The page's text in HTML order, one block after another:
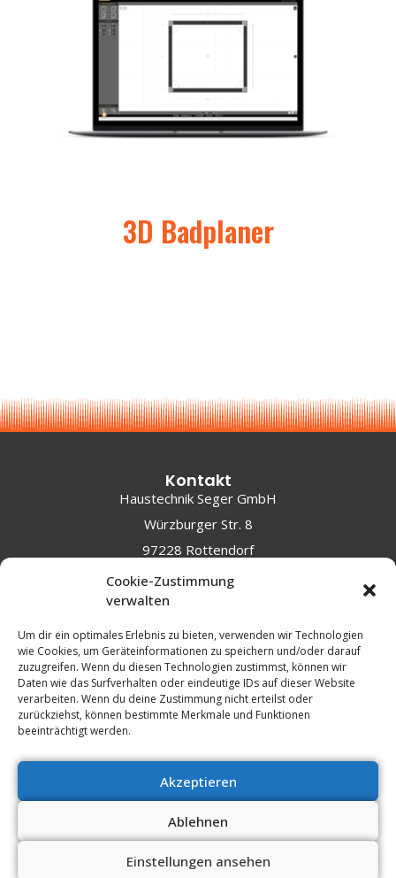
Cookie-Zustimmung
verwalten
Um dir ein optimales Erlebnis zu bieten, verwenden wir Technologien
wie Cookies, um Geräteinformationen zu speichern und/oder darauf
zuzugreifen. Wenn du diesen Technologien zustimmst, können wir
Daten wie das Surfverhalten oder eindeutige IDs auf dieser Website
verarbeiten. Wenn du deine Zustimmung nicht erteilst oder
zurückziehst, können bestimmte Merkmale und Funktionen
beeinträchtigt werden.
Akzeptieren
Ablehnen
Einstellungen ansehen
3D Badplaner
Kontakt
Haustechnik Seger GmbH
Würzburger Str. 8
97228 Rottendorf
E-Mail: cs@seger-haustechnik.de
Telefon: 09302 3336